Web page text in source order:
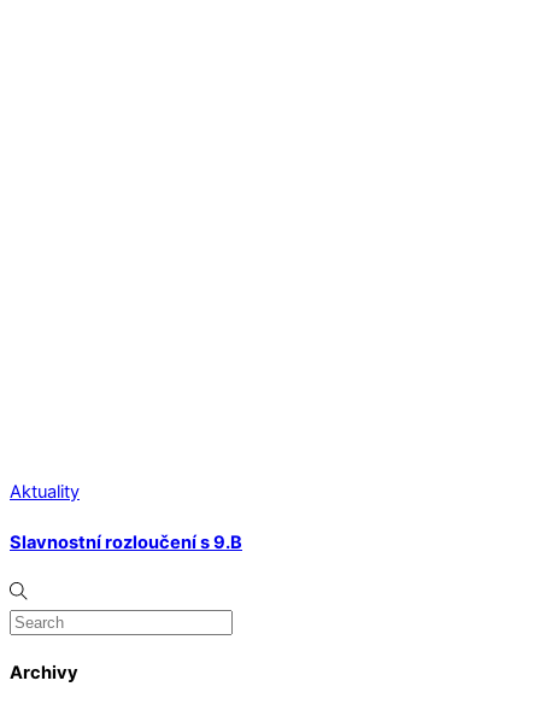
Aktuality
Slavnostní rozloučení s 9.B
Archivy